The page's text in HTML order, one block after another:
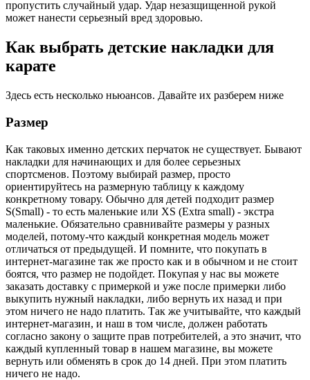
пропустить случайный удар. Удар незазщищенной рукой
может нанести серьезный вред здоровью.
Как выбрать детские накладки для
карате
Здесь есть несколько ньюансов. Давайте их разберем ниже
Размер
Как таковых именно детских перчаток не существует. Бывают
накладки для начинающих и для более серьезных
спортсменов. Поэтому выбирай размер, просто
ориентируйтесь на размерную таблицу к каждому
конкретному товару. Обычно для детей подходит размер
S(Small) - то есть маленькие или XS (Extra small) - экстра
маленькие. Обязательно сравнивайте размеры у разных
моделей, потому-что каждый конкретная модель может
отличаться от предыдущей. И помните, что покупать в
интернет-магазине так же просто как и в обычном и не стоит
боятся, что размер не подойдет. Покупая у нас вы можете
заказать доставку с примеркой и уже после примерки либо
выкупить нужный накладки, либо вернуть их назад и при
этом ничего не надо платить. Так же учитывайте, что каждый
интернет-магазин, и наш в том числе, должен работать
согласно закону о защите прав потребителей, а это значит, что
каждый купленный товар в нашем магазине, вы можете
вернуть или обменять в срок до 14 дней. При этом платить
ничего не надо.